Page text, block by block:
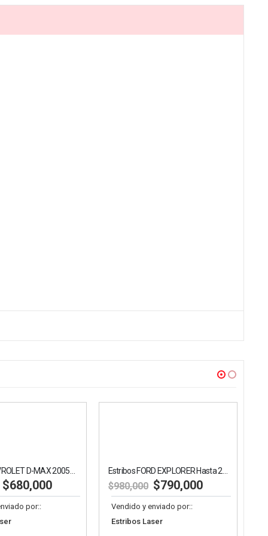
Estribo CHEVROLET D-MAX 2005-2012
por::
Estribos FORD EXPLORER Hasta 2020
980,000 $790,000
Vendido y enviado por::
Estribos Laser